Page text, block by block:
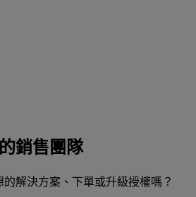
銷售團隊
解決方案、下單或升級授權嗎？